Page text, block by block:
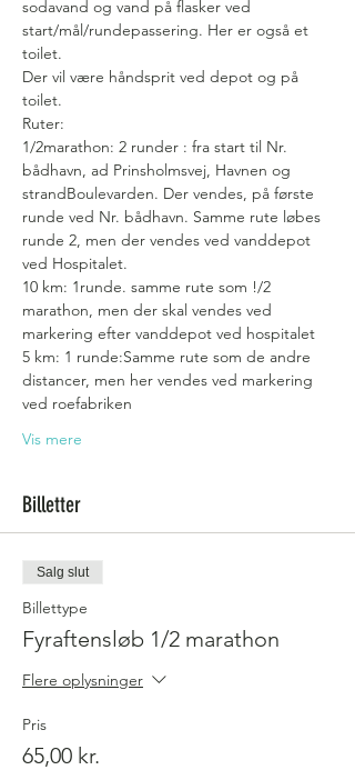
sodavand og vand på flasker ved
start/mål/rundepassering. Her er også et
toilet.
Der vil være håndsprit ved depot og på
toilet.
Ruter:
1/2marathon: 2 runder : fra start til Nr.
bådhavn, ad Prinsholmsvej, Havnen og
strandBoulevarden. Der vendes, på første
runde ved Nr. bådhavn. Samme rute løbes
runde 2, men der vendes ved vanddepot
ved Hospitalet.
10 km: 1runde. samme rute som !/2
marathon, men der skal vendes ved
markering efter vanddepot ved hospitalet
5 km: 1 runde:Samme rute som de andre
distancer, men her vendes ved markering
ved roefabriken
Vis mere
Billetter
Salg slut
Billettype
Fyraftensløb 1/2 marathon
Flere oplysninger
Pris
65,00 kr.